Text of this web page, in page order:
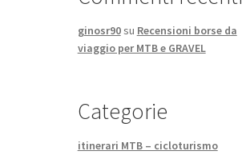
ginosr90su Recensioni borse da
viaggio per MTB e GRAVEL
Categorie
itinerari MTB – cicloturismo